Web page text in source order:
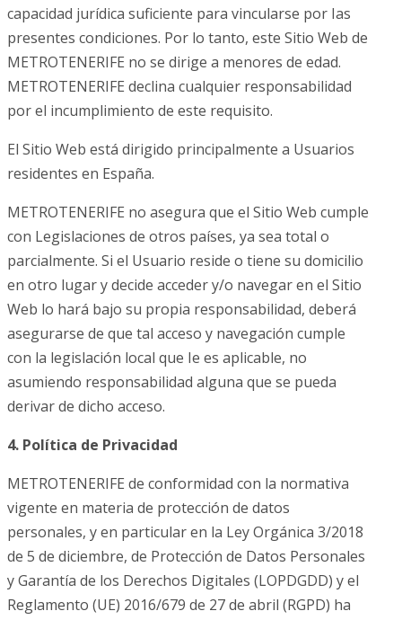
capacidad jurídica suficiente para vincularse por Ias
presentes condiciones. Por lo tanto, este Sitio Web de
METROTENERIFE no se dirige a menores de edad.
METROTENERIFE declina cualquier responsabilidad
por el incumplimiento de este requisito.
El Sitio Web está dirigido principalmente a Usuarios
residentes en España.
METROTENERIFE no asegura que el Sitio Web cumple
con Legislaciones de otros países, ya sea total o
parcialmente. Si el Usuario reside o tiene su domicilio
en otro lugar y decide acceder y/o navegar en el Sitio
Web lo hará bajo su propia responsabilidad, deberá
asegurarse de que tal acceso y navegación cumple
con la legislación local que Ie es aplicable, no
asumiendo responsabilidad alguna que se pueda
derivar de dicho acceso.
4. Política de Privacidad
METROTENERIFE de conformidad con la normativa
vigente en materia de protección de datos
personales, y en particular en la Ley Orgánica 3/2018
de 5 de diciembre, de Protección de Datos Personales
y Garantía de los Derechos Digitales (LOPDGDD) y el
Reglamento (UE) 2016/679 de 27 de abril (RGPD) ha